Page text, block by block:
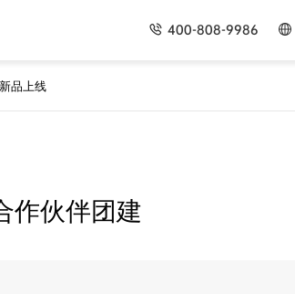
400-808-9986
新品上线
作伙伴团建